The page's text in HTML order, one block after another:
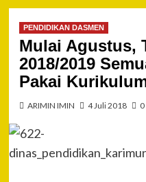
PENDIDIKAN DASMEN
Mulai Agustus,
2018/2019
Pakai
ARIMIN IMIN 4 Juli 2018 0